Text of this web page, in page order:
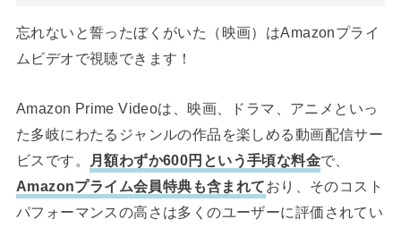
忘れないと誓ったぼくがいた（映画）はAmazonプライ
ムビデオで視聴できます！
Amazon Prime Videoは、映画、ドラマ、アニメといっ
た多岐にわたるジャンルの作品を楽しめる動画配信サー
ビスです。
月額わずか600円という手頃な料金で、
Amazonプライム会員特典も含まれて おり、そのコスト
パフォーマンスの高さは多くのユーザーに評価されてい